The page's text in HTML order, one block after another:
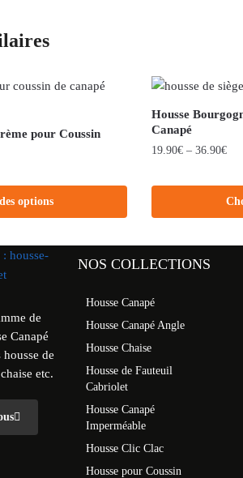
pour Coussin
options
Housse
Canapé
19.90€ – 36.90€
de
Canapé
de
etc.
NOS COLLECTIONS
Housse Canapé
Housse Canapé Angle
Housse Chaise
Housse de Fauteuil
Cabriolet
Housse Canapé
Imperméable
Housse Clic Clac
Housse pour Coussin